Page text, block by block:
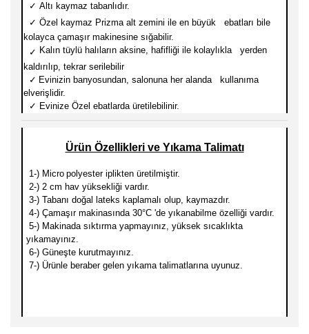
✓ Altı kaymaz tabanlıdır.
✓ Özel kaymaz Prizma alt zemini ile en büyük ebatları bile
kolayca çamaşır makinesine sığabilir.
✓ Kalın tüylü halıların aksine, hafifliği ile kolaylıkla yerden
kaldırılıp, tekrar serilebilir
✓ Evinizin banyosundan, salonuna her alanda kullanıma
elverişlidir.
✓ Evinize Özel ebatlarda üretilebilinir.
Ürün Özellikleri ve Yıkama Talimatı
1-) Micro polyester iplikten üretilmiştir.
2-) 2 cm hav yüksekliği vardır.
3-) Tabanı doğal lateks kaplamalı olup, kaymazdır.
4-) Çamaşır makinasında 30°C 'de yıkanabilme özelliği vardır.
5-) Makinada sıktırma yapmayınız, yüksek sıcaklıkta
yıkamayınız.
6-) Güneşte kurutmayınız.
7-) Ürünle beraber gelen yıkama talimatlarına uyunuz.